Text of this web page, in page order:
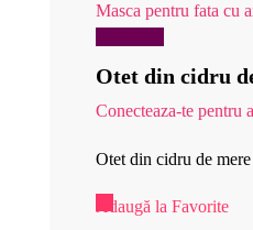
Masca pentru fata cu
Otet din cidru
Conecteaza-te pentru
Otet din cidru de
Adaugă la Favorite